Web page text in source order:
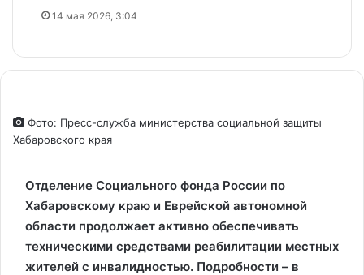
14 мая 2026, 3:04
Фото: Пресс-служба министерства социальной защиты
Хабаровского края
Отделение Социального фонда России по
Хабаровскому краю и Еврейской автономной
области продолжает активно обеспечивать
техническими средствами реабилитации местных
жителей с инвалидностью. Подробности – в